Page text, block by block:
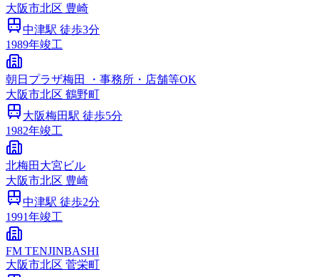
大阪市北区 豊崎
中津駅 徒歩3分
1989年竣工
朝日プラザ梅田 ・事務所・店舗等OK
大阪市北区 鶴野町
大阪梅田駅 徒歩5分
1982年竣工
北梅田大宮ビル
大阪市北区 豊崎
中津駅 徒歩2分
1991年竣工
FM TENJINBASHI
大阪市北区 菅栄町